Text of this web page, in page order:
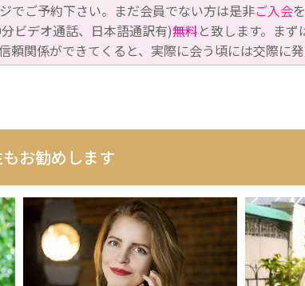
でご予約下さい。まだ会員でない方は是非ご入会
ビデオ通話、日本語通訳有)無料と致します。ま
関係ができてくると、実際に会う頃には交際に発
お勧めします